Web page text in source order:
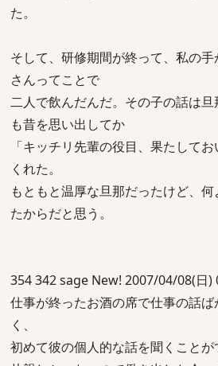
た。
そして、研修期間が終って、私の
さんってことで
二人で飲んだんだ。その子の話は
も昔を思い出してか
「キッチリ先輩の役目、果たして
くれた。
もともと温厚な旦那だったけど、
たからだと思う。
354 342 sage New! 2007/04/08(日)
仕事が終ったお酒の席で仕事の話
く、
初めて彼の個人的な話を聞くことが